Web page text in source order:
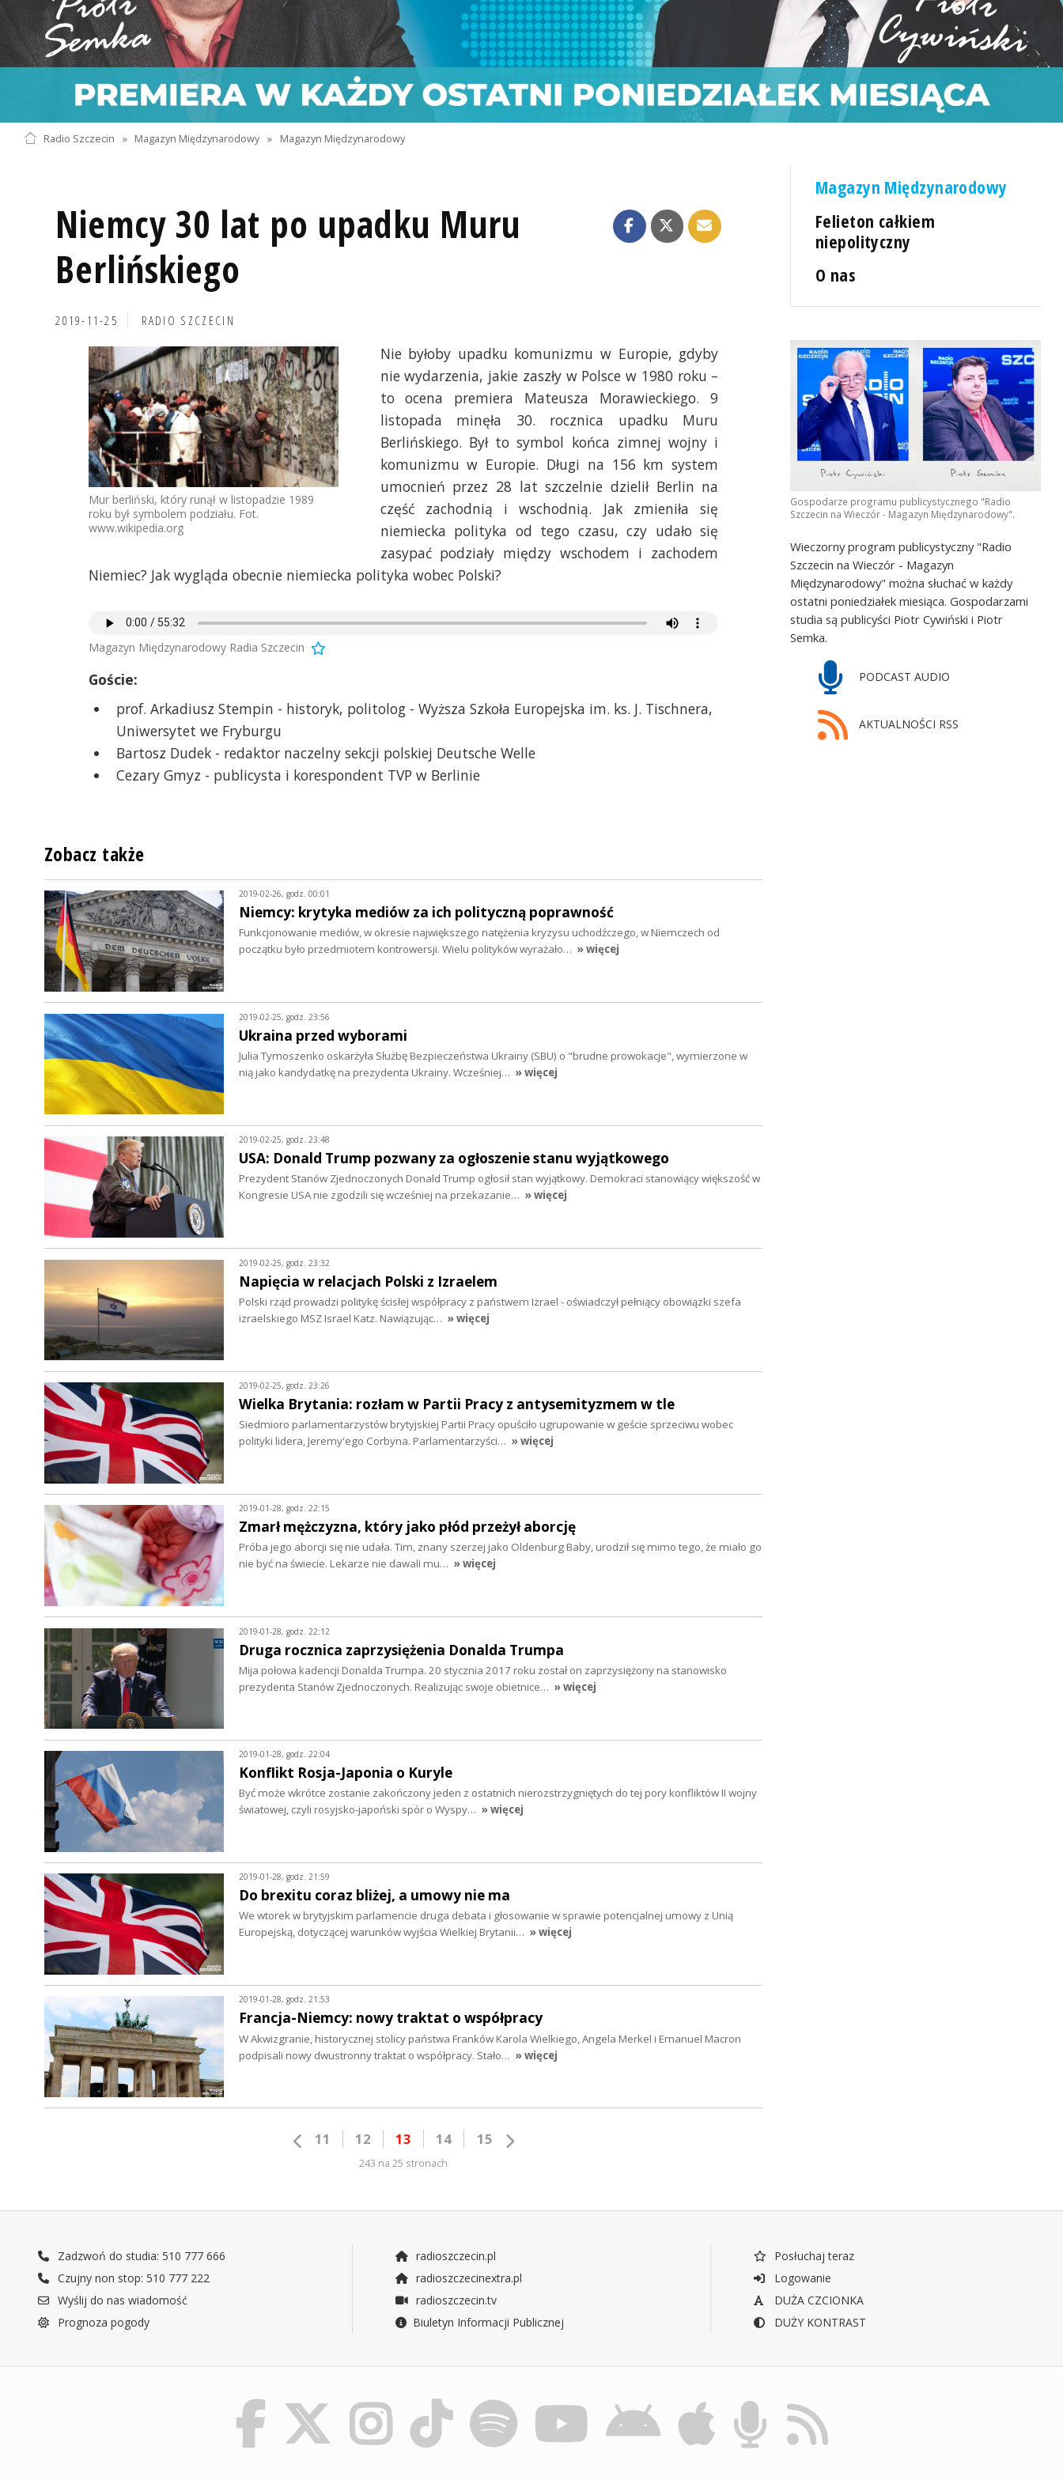
Radio Szczecin » Magazyn Międzynarodowy » Magazyn Międzynarodowy
Niemcy 30 lat po upadku Muru
Berlińskiego
2019-11-25 RADIO SZCZECIN
Mur berliński, który runął w listopadzie 1989
roku był symbolem podziału. Fot.
www.wikipedia.org
Nie byłoby upadku komunizmu w Europie, gdyby
nie wydarzenia, jakie zaszły w Polsce w 1980 roku –
to ocena premiera Mateusza Morawieckiego. 9
listopada minęła 30. rocznica upadku Muru
Berlińskiego. Był to symbol końca zimnej wojny i
komunizmu w Europie. Długi na 156 km system
umocnień przez 28 lat szczelnie dzielił Berlin na
część zachodnią i wschodnią. Jak zmieniła się
niemiecka polityka od tego czasu, czy udało się
zasypać podziały między wschodem i zachodem
Niemiec? Jak wygląda obecnie niemiecka polityka wobec Polski?
Magazyn Międzynarodowy Radia Szczecin
Goście:
prof. Arkadiusz Stempin - historyk, politolog - Wyższa Szkoła Europejska im. ks. J. Tischnera,
Uniwersytet we Fryburgu
Bartosz Dudek - redaktor naczelny sekcji polskiej Deutsche Welle
Cezary Gmyz - publicysta i korespondent TVP w Berlinie
Magazyn Międzynarodowy
Felieton całkiem
niepolityczny
O nas
Gospodarze programu publicystycznego "Radio
Szczecin na Wieczór - Magazyn Międzynarodowy".
Wieczorny program publicystyczny "Radio
Szczecin na Wieczór - Magazyn
Międzynarodowy" można słuchać w każdy
ostatni poniedziałek miesiąca. Gospodarzami
studia są publicyści Piotr Cywiński i Piotr
Semka.
PODCAST AUDIO
AKTUALNOŚCI RSS
Zobacz także
2019-02-26, godz. 00:01
Niemcy: krytyka mediów za ich polityczną poprawność
Funkcjonowanie mediów, w okresie największego natężenia kryzysu uchodźczego, w Niemczech od
początku było przedmiotem kontrowersji. Wielu polityków wyrażało… » więcej
2019-02-25, godz. 23:56
Ukraina przed wyborami
Julia Tymoszenko oskarżyła Służbę Bezpieczeństwa Ukrainy (SBU) o "brudne prowokacje", wymierzone w
nią jako kandydatkę na prezydenta Ukrainy. Wcześniej… » więcej
2019-02-25, godz. 23:48
USA: Donald Trump pozwany za ogłoszenie stanu wyjątkowego
Prezydent Stanów Zjednoczonych Donald Trump ogłosił stan wyjątkowy. Demokraci stanowiący większość w
Kongresie USA nie zgodzili się wcześniej na przekazanie… » więcej
2019-02-25, godz. 23:32
Napięcia w relacjach Polski z Izraelem
Polski rząd prowadzi politykę ścisłej współpracy z państwem Izrael - oświadczył pełniący obowiązki szefa
izraelskiego MSZ Israel Katz. Nawiązując… » więcej
2019-02-25, godz. 23:26
Wielka Brytania: rozłam w Partii Pracy z antysemityzmem w tle
Siedmioro parlamentarzystów brytyjskiej Partii Pracy opuściło ugrupowanie w geście sprzeciwu wobec
polityki lidera, Jeremy'ego Corbyna. Parlamentarzyści… » więcej
2019-01-28, godz. 22:15
Zmarł mężczyzna, który jako płód przeżył aborcję
Próba jego aborcji się nie udała. Tim, znany szerzej jako Oldenburg Baby, urodził się mimo tego, że miało go
nie być na świecie. Lekarze nie dawali mu… » więcej
2019-01-28, godz. 22:12
Druga rocznica zaprzysiężenia Donalda Trumpa
Mija połowa kadencji Donalda Trumpa. 20 stycznia 2017 roku został on zaprzysiężony na stanowisko
prezydenta Stanów Zjednoczonych. Realizując swoje obietnice… » więcej
2019-01-28, godz. 22:04
Konflikt Rosja-Japonia o Kuryle
Być może wkrótce zostanie zakończony jeden z ostatnich nierozstrzygniętych do tej pory konfliktów II wojny
światowej, czyli rosyjsko-japoński spór o Wyspy… » więcej
2019-01-28, godz. 21:59
Do brexitu coraz bliżej, a umowy nie ma
We wtorek w brytyjskim parlamencie druga debata i głosowanie w sprawie potencjalnej umowy z Unią
Europejską, dotyczącej warunków wyjścia Wielkiej Brytanii… » więcej
2019-01-28, godz. 21:53
Francja-Niemcy: nowy traktat o współpracy
W Akwizgranie, historycznej stolicy państwa Franków Karola Wielkiego, Angela Merkel i Emanuel Macron
podpisali nowy dwustronny traktat o współpracy. Stało… » więcej
11 12 13 14 15
243 na 25 stronach
Zadzwoń do studia: 510 777 666
Czujny non stop: 510 777 222
Wyślij do nas wiadomość
Prognoza pogody
radioszczecin.pl
radioszczecinextra.pl
radioszczecin.tv
Biuletyn Informacji Publicznej
Posłuchaj teraz
Logowanie
DUŻA CZCIONKA
DUŻY KONTRAST